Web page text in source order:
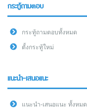
กระทู้ถามตอบ
กระทู้ถามตอบทั้งหมด
ตั้งกระทู้ใหม่
แนะนำ-เสนอแนะ
แนะนำ-เสนอแนะ ทั้งหมด